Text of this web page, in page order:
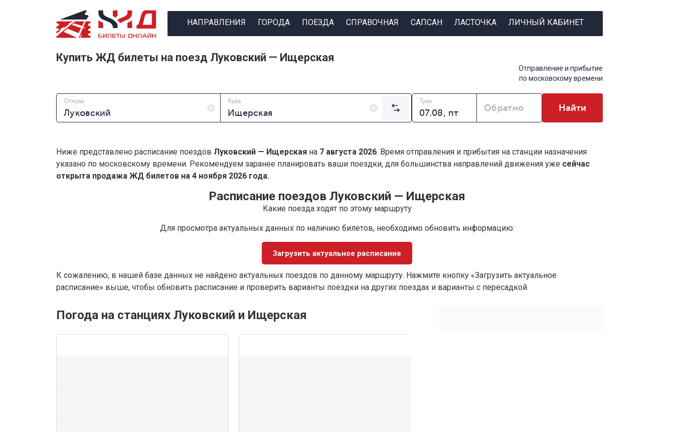
НАПРАВЛЕНИЯ ГОРОДА ПОЕЗДА СПРАВОЧНАЯ САПСАН ЛАСТОЧКА ЛИЧНЫЙ КАБИНЕТ
Купить ЖД билеты на поезд Луковский — Ищерская
Отправление и прибытие
по московскому времени
Откуда Куда Туда
Обратно Найти
Ниже представлено расписание поездов Луковский — Ищерская на 7 августа 2026. Время отправления и прибытия на станции назначения
указано по московскому времени. Рекомендуем заранее планировать ваши поездки, для большинства направлений движения уже сейчас
открыта продажа ЖД билетов на 4 ноября 2026 года.
Расписание поездов Луковский — Ищерская
Какие поезда ходят по этому маршруту
Для просмотра актуальных данных по наличию билетов, необходимо обновить информацию:
Загрузить актуальное расписание
К сожалению, в нашей базе данных не найдено актуальных поездов по данному маршруту. Нажмите кнопку «Загрузить актуальное
расписание» выше, чтобы обновить расписание и проверить варианты поездки на других поездах и варианты с пересадкой.
Погода на станциях Луковский и Ищерская